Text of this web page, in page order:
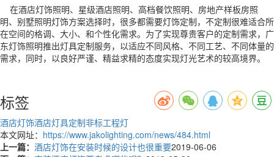
在酒店灯饰照明、星级酒店照明、高档餐饮照明、房地产样板房照
明、别墅照明灯饰方案选择时，很多都需要灯饰定制，不定制很难适合所
在空间的格调、大小、和个性化需求。为了实现尊贵客户的定制需求，广
东灯饰照明推出灯具定制服务，以适应不同风格、不同工艺、不同体量的
需求，同时，以良好严谨、精益求精的态度实现灯光艺术的较高境界。
标签
酒店灯饰酒店灯具定制非标工程灯
本文网址： https://www.jakolighting.com/news/484.html
上一篇： 酒店灯饰在安装时候的设计也很重要2019-06-06